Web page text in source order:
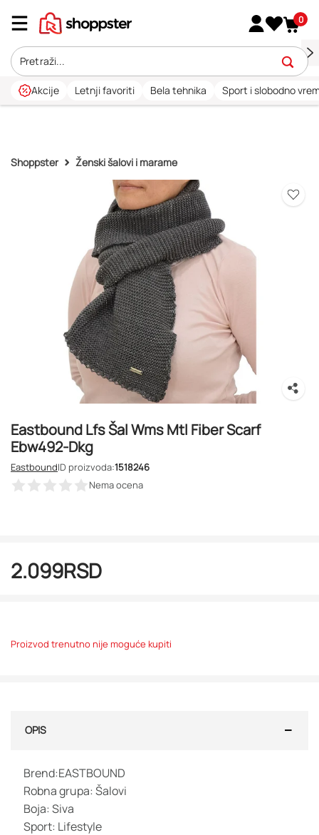
0
Akcije Letnji favoriti Bela tehnika Sport i slobodno
Shoppster Ženski šalovi i marame
Eastbound Lfs Šal Wms Mtl Fiber Scarf
Ebw492-Dkg
EastboundID proizvoda:1518246
Nema ocena
2.099RSD
Proizvod trenutno nije moguće kupiti
OPIS
Brend:EASTBOUND
Robna grupa: Šalovi
Boja: Siva
Sport: Lifestyle